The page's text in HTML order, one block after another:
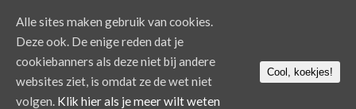
Alle sites maken gebruik van cookies.
Deze ook. De enige reden dat je
cookiebanners als deze niet bij andere
websites ziet, is omdat ze de wet niet
volgen. Klik hier als je meer wilt weten
Cool, koekjes!